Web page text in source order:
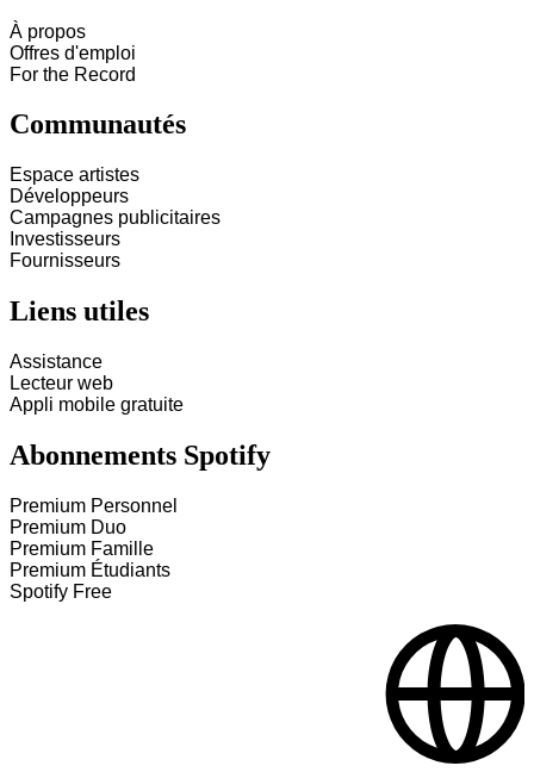
À propos
Offres d'emploi
For the Record
Communautés
Espace artistes
Développeurs
Campagnes publicitaires
Investisseurs
Fournisseurs
Liens utiles
Assistance
Lecteur web
Appli mobile gratuite
Abonnements Spotify
Premium Personnel
Premium Duo
Premium Famille
Premium Étudiants
Spotify Free